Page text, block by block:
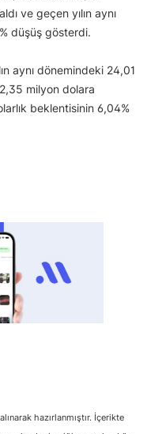
ve geçen yılın aynı
düşüş gösterdi.
aynı dönemindeki 24,01
milyon dolara
beklentisinin 6,04%
hazırlanmıştır. İçerikte